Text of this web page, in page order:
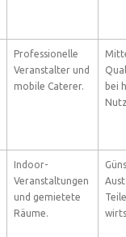
Professionelle
Veranstalter und
mobile Caterer.
bei
Indoor-
Veranstaltungen
und gemietete
Räume.